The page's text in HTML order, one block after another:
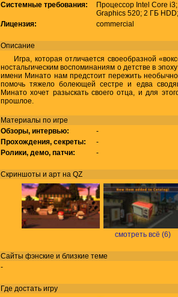
Системные требования:
Процессор Intel Core
Graphics 520; 2 ГБ
Лицензия:
commercial
Описание
Игра, которая отличается своеобразной
ностальгическим воспоминаниям о детстве в
имени Минато нам предстоит пережить
помочь тяжело болеющей сестре и едва
Минато хочет разыскать своего отца, и для
прошлое.
Материалы по игре
Обзоры, интервью:
-
Прохождения, секреты:
-
Ролики, демо, патчи:
-
Скриншоты и арт на QZ
смотреть всё (6)
Сайты фэнские и близкие теме
-
Где достать игру